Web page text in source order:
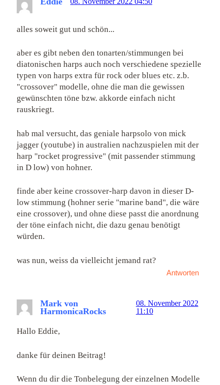
alles soweit gut und schön...
aber es gibt neben den tonarten/stimmungen bei
diatonischen harps auch noch verschiedene spezielle
typen von harps extra für rock oder blues etc. z.b.
"crossover" modelle, ohne die man die gewissen
gewünschten töne bzw. akkorde einfach nicht
rauskriegt.
hab mal versucht, das geniale harpsolo von mick
jagger (youtube) in australien nachzuspielen mit der
harp "rocket progressive" (mit passender stimmung
in D low) von hohner.
finde aber keine crossover-harp davon in dieser D-
low stimmung (hohner serie "marine band", die wäre
eine crossover), und ohne diese passt die anordnung
der töne einfach nicht, die dazu genau benötigt
würden.
was nun, weiss da vielleicht jemand rat?
Antworten
Mark von
HarmonicaRocks
08. November 2022
11:10
Hallo Eddie,
danke für deinen Beitrag!
Wenn du dir die Tonbelegung der einzelnen Modelle